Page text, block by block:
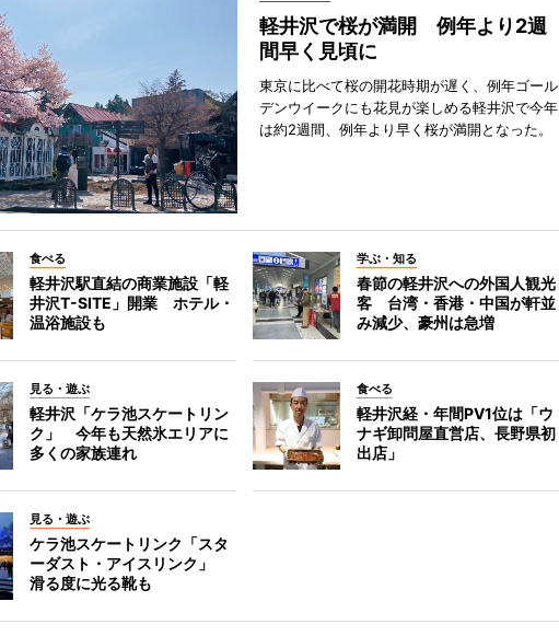
軽井沢で桜が満開 例年より2週
間早く見頃に
東京に比べて桜の開花時期が遅く、例年ゴール
デンウイークにも花見が楽しめる軽井沢で今年
は約2週間、例年より早く桜が満開となった。
食べる
軽井沢駅直結の商業施設「軽
井沢T-SITE」開業 ホテル・
温浴施設も
学ぶ・知る
春節の軽井沢への外国人観光
客 台湾・香港・中国が軒並
み減少、豪州は急増
見る・遊ぶ
軽井沢「ケラ池スケートリン
ク」 今年も天然氷エリアに
多くの家族連れ
食べる
軽井沢経・年間PV1位は「ウ
ナギ卸問屋直営店、長野県初
出店」
見る・遊ぶ
ケラ池スケートリンク「スタ
ーダスト・アイスリンク」
滑る度に光る靴も